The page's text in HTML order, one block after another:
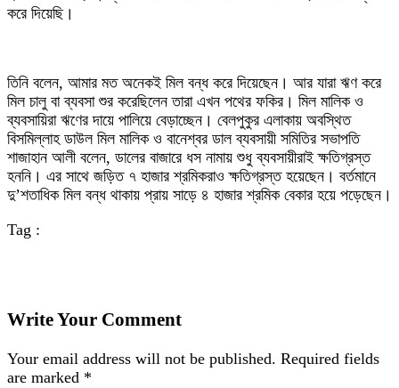
করে দিয়েছি।
তিনি বলেন, আমার মত অনেকই মিল বন্ধ করে দিয়েছেন। আর যারা ঋণ করে
মিল চালু বা ব্যবসা শুর করেছিলেন তারা এখন পথের ফকির। মিল মালিক ও
ব্যবসায়িরা ঋণের দায়ে পালিয়ে বেড়াচ্ছেন। বেলপুকুর এলাকায় অবস্থিত
বিসমিল্লাহ ডাউল মিল মালিক ও বানেশ্বর ডাল ব্যবসায়ী সমিতির সভাপতি
শাজাহান আলী বলেন, ডালের বাজারে ধস নামায় শুধু ব্যবসায়ীরাই ক্ষতিগ্রস্ত
হননি। এর সাথে জড়িত ৭ হাজার শ্রমিকরাও ক্ষতিগ্রস্ত হয়েছেন। বর্তমানে
দু’শতাধিক মিল বন্ধ থাকায় প্রায় সাড়ে ৪ হাজার শ্রমিক বেকার হয়ে পড়েছেন।
Tag :
Write Your Comment
Your email address will not be published. Required fields
are marked *